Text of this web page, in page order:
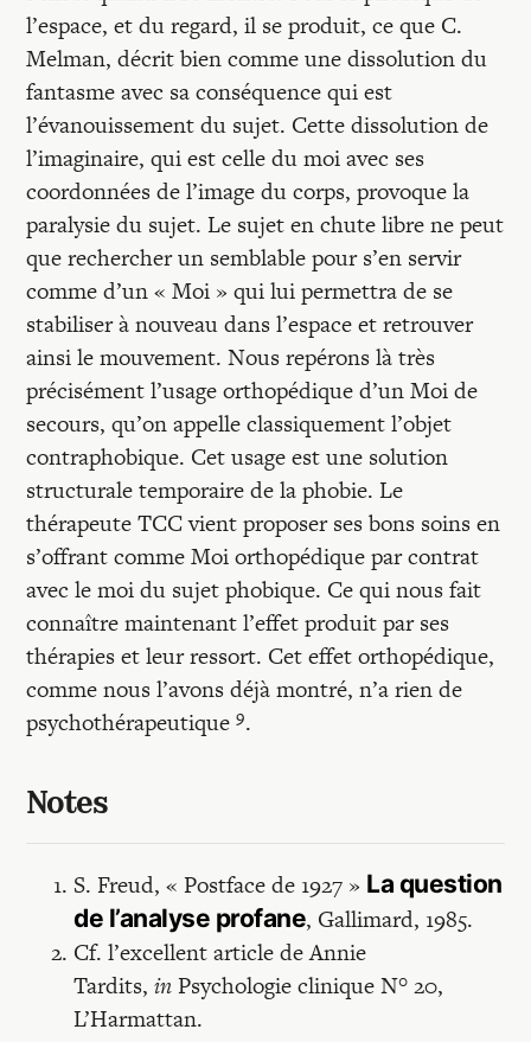
l’espace, et du regard, il se produit, ce que C.
Melman, décrit bien comme une dissolution du
fantasme avec sa conséquence qui est
l’évanouissement du sujet. Cette dissolution de
l’imaginaire, qui est celle du moi avec ses
coordonnées de l’image du corps, provoque la
paralysie du sujet. Le sujet en chute libre ne peut
que rechercher un semblable pour s’en servir
comme d’un « Moi » qui lui permettra de se
stabiliser à nouveau dans l’espace et retrouver
ainsi le mouvement. Nous repérons là très
précisément l’usage orthopédique d’un Moi de
secours, qu’on appelle classiquement l’objet
contraphobique. Cet usage est une solution
structurale temporaire de la phobie. Le
thérapeute TCC vient proposer ses bons soins en
s’offrant comme Moi orthopédique par contrat
avec le moi du sujet phobique. Ce qui nous fait
connaître maintenant l’effet produit par ses
thérapies et leur ressort. Cet effet orthopédique,
comme nous l’avons déjà montré, n’a rien de
psychothérapeutique9.
Notes
S. Freud, « Postface de 1927 » La question
de l’analyse profane, Gallimard, 1985.
Cf. l’excellent article de Annie
Tardits,inPsychologie clinique N° 20,
L’Harmattan.